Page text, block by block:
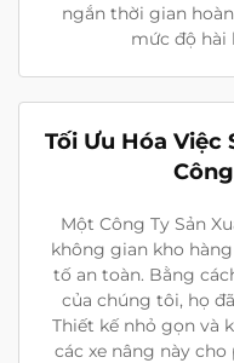
ngắn thời gian
mức độ hài
Tối Ưu Hóa Việc
Một Công Ty Sản
không gian kho
tố an toàn. Bằng
của chúng tôi, họ
Thiết kế nhỏ gọn và
các xe nâng này